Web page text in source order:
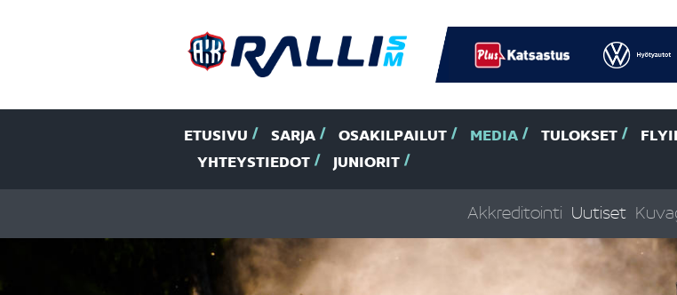
ETUSIVU SARJA OSAKILPAILUT MEDIA TULOKSET
YHTEYSTIEDOT
JUNIORIT
Akkreditointi Uutiset